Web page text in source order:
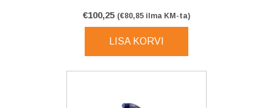
€100,25 (€80,85 ilma KM-ta)
LISA KORVI